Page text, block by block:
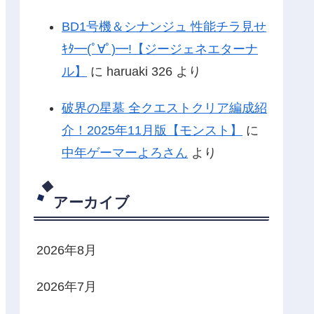
BD1号機＆シナンジュ 性能チラ見せ
ｷﾀ━(ﾟ∀ﾟ)━!【ジージェネエターナ
ル】
に haruaki 326 より
破界の星墓 全クエストクリア編成紹
介！2025年11月版【モンスト】
に
中年ゲーマーよろさん より
アーカイブ
2026年8月
2026年7月